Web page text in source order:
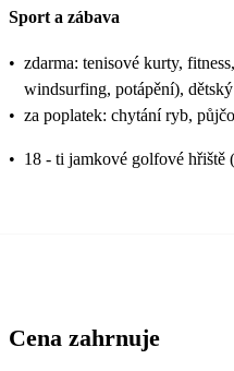
Sport a zábava
• zdarma: tenisové kurty,
windsurfing, potápění),
• za poplatek: chytání ryb,
• 18 - ti jamkové golfové hřiště
Cena zahrnuje